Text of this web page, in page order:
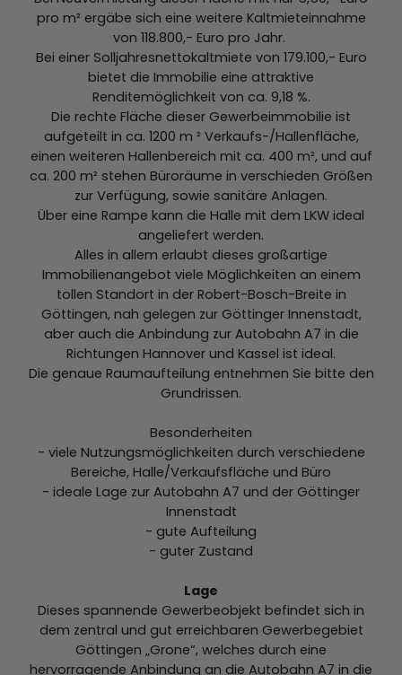
pro m² ergäbe sich eine weitere Kaltmieteinnahme
von 118.800,- Euro pro Jahr.
Bei einer Solljahresnettokaltmiete von 179.100,- Euro
bietet die Immobilie eine attraktive
Renditemöglichkeit von ca. 9,18 %.
Die rechte Fläche dieser Gewerbeimmobilie ist
aufgeteilt in ca. 1200 m ² Verkaufs-/Hallenfläche,
einen weiteren Hallenbereich mit ca. 400 m², und auf
ca. 200 m² stehen Büroräume in verschieden Größen
zur Verfügung, sowie sanitäre Anlagen.
Über eine Rampe kann die Halle mit dem LKW ideal
angeliefert werden.
Alles in allem erlaubt dieses großartige
Immobilienangebot viele Möglichkeiten an einem
tollen Standort in der Robert-Bosch-Breite in
Göttingen, nah gelegen zur Göttinger Innenstadt,
aber auch die Anbindung zur Autobahn A7 in die
Richtungen Hannover und Kassel ist ideal.
Die genaue Raumaufteilung entnehmen Sie bitte den
Grundrissen.
Besonderheiten
- viele Nutzungsmöglichkeiten durch verschiedene
Bereiche, Halle/Verkaufsfläche und Büro
- ideale Lage zur Autobahn A7 und der Göttinger
Innenstadt
- gute Aufteilung
- guter Zustand
Lage
Dieses spannende Gewerbeobjekt befindet sich in
dem zentral und gut erreichbaren Gewerbegebiet
Göttingen „Grone“, welches durch eine
hervorragende Anbindung an die Autobahn A7 in die